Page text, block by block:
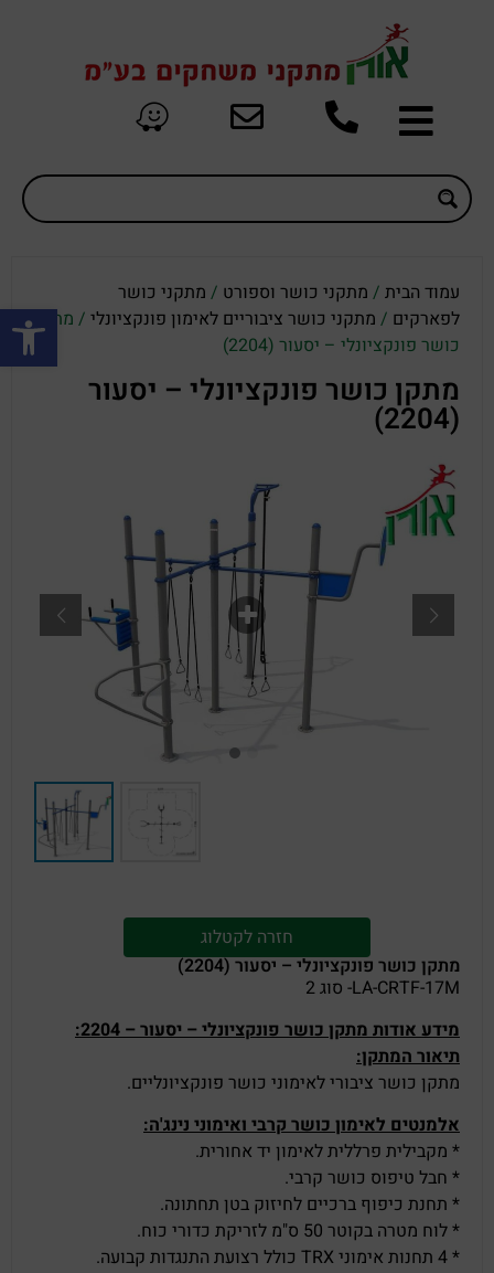
פתח
עמוד הבית / מתקני כושר וספורט / מתקני כושר
לפארקים / מתקני כושר ציבוריים לאימון פונקציונלי / מתקן
כושר פונקציונלי – יסעור (2204)
מתקן כושר פונקציונלי – יסעור
(2204)
חזרה לקטלוג
מתקן כושר פונקציונלי – יסעור (2204)
LA-CRTF-17M- סוג 2
מידע אודות מתקן כושר פונקציונלי – יסעור – 2204:
תיאור המתקן:
מתקן כושר ציבורי לאימוני כושר פונקציונליים.
אלמנטים לאימון כושר קרבי ואימוני נינג'ה:
* מקבילית פרללית לאימון יד אחורית.
* חבל טיפוס כושר קרבי.
* תחנת כיפוף ברכיים לחיזוק בטן תחתונה.
* לוח מטרה בקוטר 50 ס"מ לזריקת כדורי כוח.
* 4 תחנות אימוני TRX כולל רצועת התנגדות קבועה.